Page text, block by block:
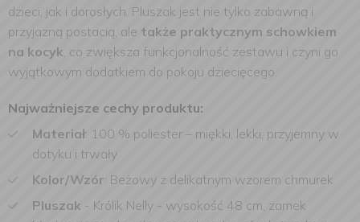
dzieci, jak i dorosłych. Pluszak jest nie tylko zabawną i
przyjazną postacią, ale także praktycznym schowkiem
na kocyk, co zwiększa funkcjonalność zestawu i czyni go
wyjątkowym dodatkiem do pokoju dziecięcego.
Najważniejsze cechy produktu:
Materiał: 100 % poliester – miękki, lekki, przyjemny w
dotyku i trwały
Kolor/Wzór: Beżowy z delikatnym wzorem chmurek
Pluszak - Królik Nelly - wysokość 48 cm, zamek